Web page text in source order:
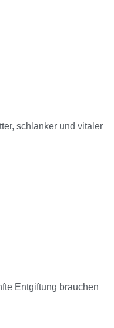
schlanker und vitaler
Entgiftung brauchen